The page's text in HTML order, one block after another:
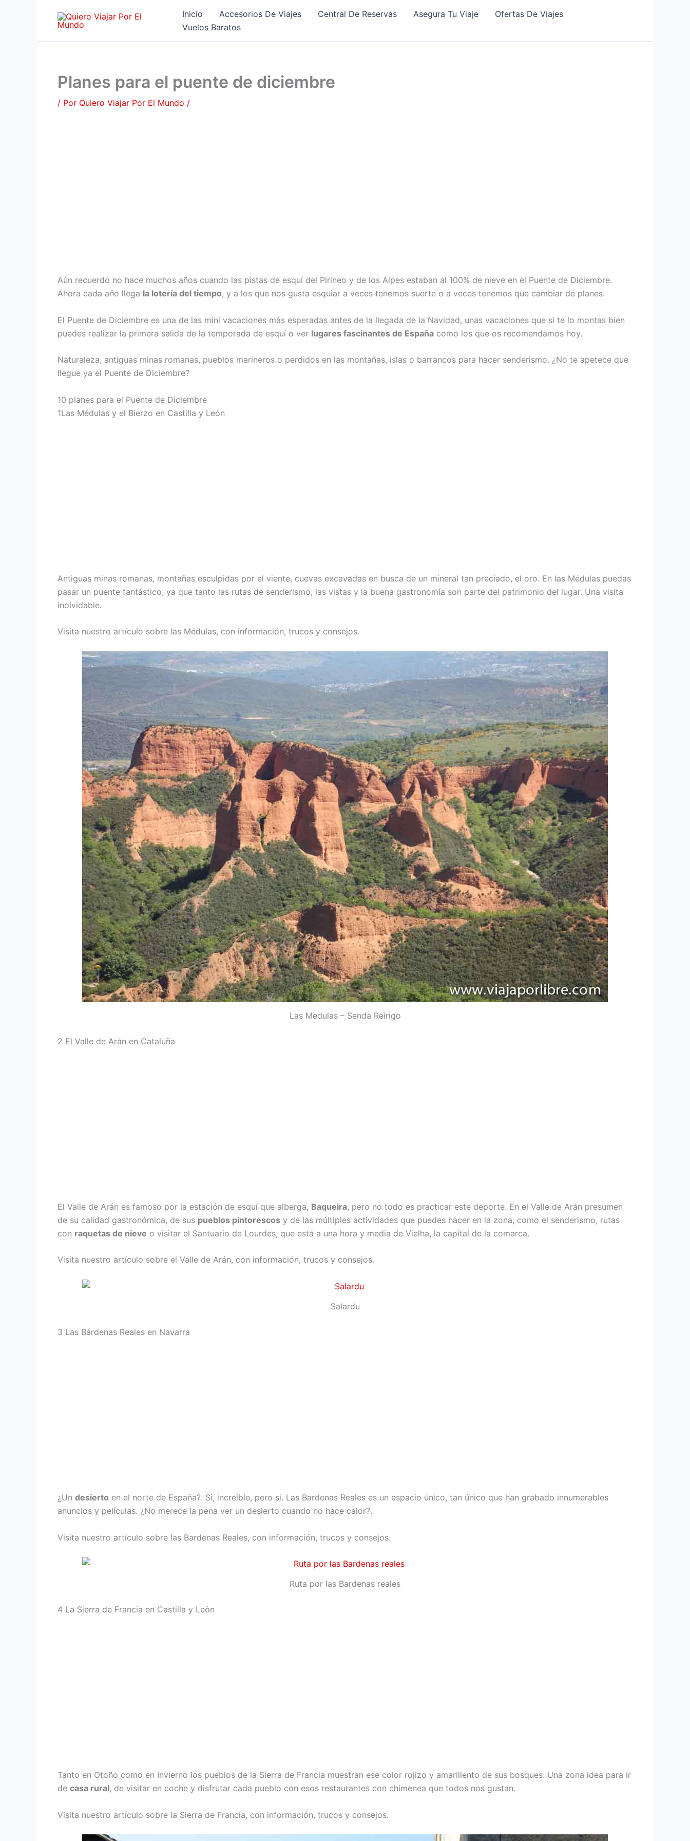
Inicio Accesorios De Viajes Central De Reservas Asegura Tu Viaje
Ofertas De Viajes
Vuelos Baratos
Planes para el puente de diciembre
/ Por Quiero Viajar Por El Mundo /
Aún recuerdo no hace muchos años cuando las pistas de esquí del Pirineo y de los Alpes estaban al 100% de nieve en el Puente de Diciembre.
Ahora cada año llega la lotería del tiempo, y a los que nos gusta esquiar a veces tenemos suerte o a veces tenemos que cambiar de planes.
El Puente de Diciembre es una de las mini vacaciones más esperadas antes de la llegada de la Navidad, unas vacaciones que si te lo montas bien
puedes realizar la primera salida de la temporada de esquí o ver lugares fascinantes de España como los que os recomendamos hoy.
Naturaleza, antiguas minas romanas, pueblos marineros o perdidos en las montañas, islas o barrancos para hacer senderismo. ¿No te apetece que
llegue ya el Puente de Diciembre?
10 planes para el Puente de Diciembre
1Las Médulas y el Bierzo en Castilla y León
Antiguas minas romanas, montañas esculpidas por el viente, cuevas excavadas en busca de un mineral tan preciado, el oro. En las Médulas puedas
pasar un puente fantástico, ya que tanto las rutas de senderismo, las vistas y la buena gastronomía son parte del patrimonio del lugar. Una visita
inolvidable.
Visita nuestro artículo sobre las Médulas, con información, trucos y consejos.
Las Medulas – Senda Reirigo
2 El Valle de Arán en Cataluña
El Valle de Arán es famoso por la estación de esquí que alberga, Baqueira, pero no todo es practicar este deporte. En el Valle de Arán presumen
de su calidad gastronómica, de sus pueblos pintorescos y de las múltiples actividades que puedes hacer en la zona, como el senderismo, rutas
con raquetas de nieve o visitar el Santuario de Lourdes, que está a una hora y media de Vielha, la capital de la comarca.
Visita nuestro artículo sobre el Valle de Arán, con información, trucos y consejos.
Salardu
3 Las Bárdenas Reales en Navarra
¿Un desierto en el norte de España?. Si, increíble, pero si. Las Bardenas Reales es un espacio único, tan único que han grabado innumerables
anuncios y películas. ¿No merece la pena ver un desierto cuando no hace calor?.
Visita nuestro artículo sobre las Bardenas Reales, con información, trucos y consejos.
Ruta por las Bardenas reales
4 La Sierra de Francia en Castilla y León
Tanto en Otoño como en Invierno los pueblos de la Sierra de Francia muestran ese color rojizo y amarillento de sus bosques. Una zona idea para ir
de casa rural, de visitar en coche y disfrutar cada pueblo con esos restaurantes con chimenea que todos nos gustan.
Visita nuestro artículo sobre la Sierra de Francia, con información, trucos y consejos.